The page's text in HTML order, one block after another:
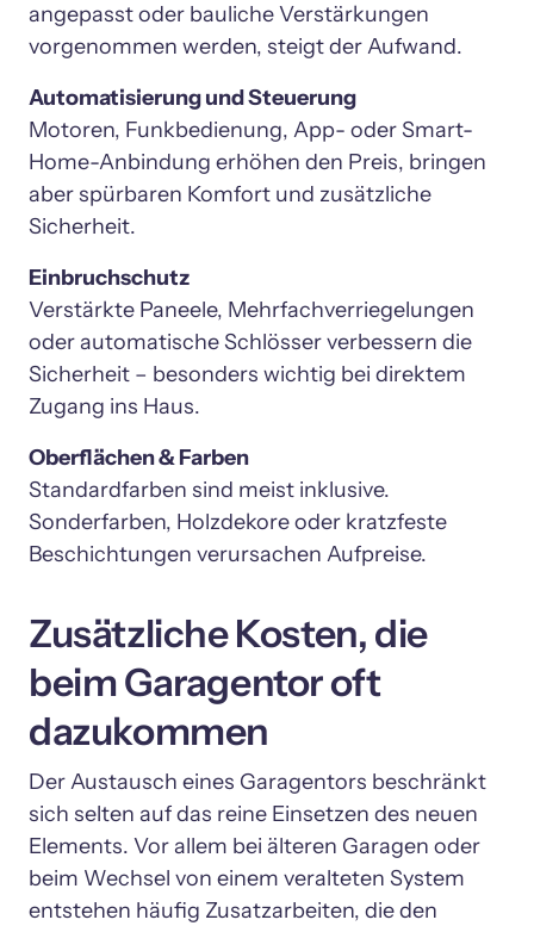
angepasst oder bauliche Verstärkungen
vorgenommen werden, steigt der Aufwand.
Automatisierung und Steuerung
Motoren, Funkbedienung, App- oder Smart-
Home-Anbindung erhöhen den Preis, bringen
aber spürbaren Komfort und zusätzliche
Sicherheit.
Verstärkte Paneele, Mehrfachverriegelungen
oder automatische Schlösser verbessern die
Sicherheit – besonders wichtig bei direktem
Zugang ins Haus.
Oberflächen & Farben
Standardfarben sind meist inklusive.
Sonderfarben, Holzdekore oder kratzfeste
Zusätzliche Kosten, die
beim Garagentor oft
dazukommen
Der Austausch eines Garagentors beschränkt
sich selten auf das reine Einsetzen des neuen
Elements. Vor allem bei älteren Garagen oder
beim Wechsel von einem veralteten System
entstehen häufig Zusatzarbeiten, die den